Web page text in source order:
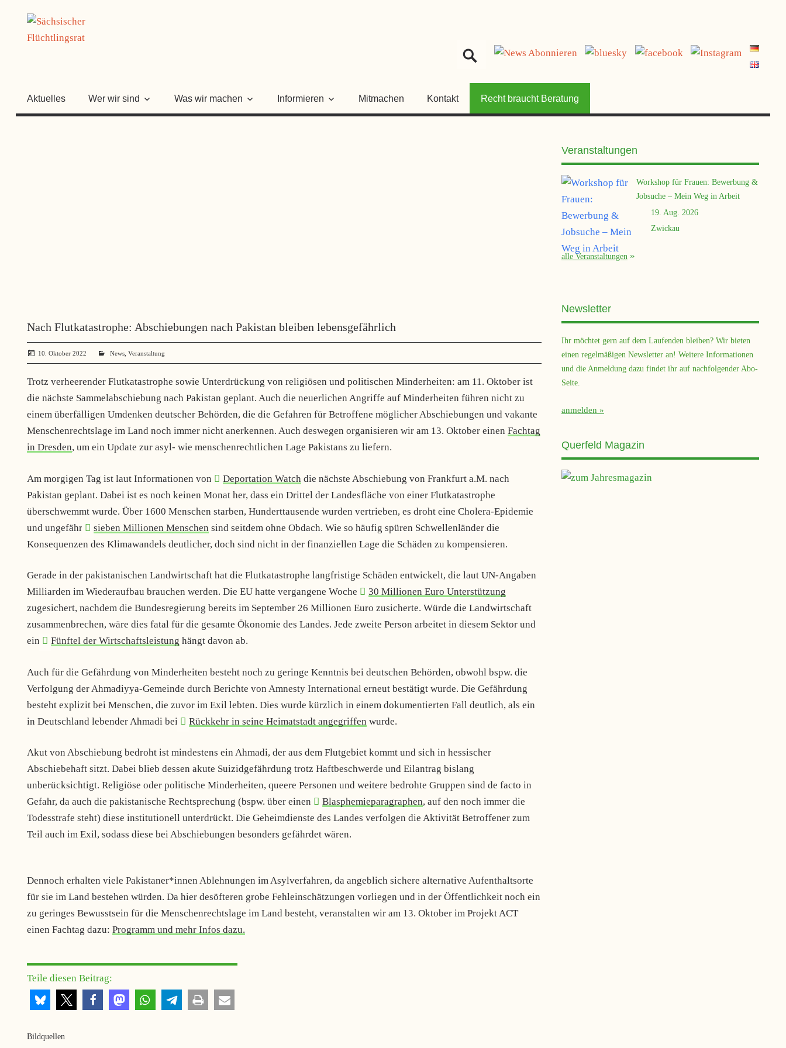
springen
Aktuelles Wer wir sind Was wir machen Informieren Mitmachen Kontakt Recht braucht Beratung
Nach Flutkatastrophe: Abschiebungen nach Pakistan bleiben lebensgefährlich
10. Oktober 2022 administrator
News ,Veranstaltung
Trotz verheerender Flutkatastrophe sowie Unterdrückung von religiösen und politischen Minderheiten: am 11. Oktober ist
die nächste Sammelabschiebung nach Pakistan geplant. Auch die neuerlichen Angriffe auf Minderheiten führen nicht zu
einem überfälligen Umdenken deutscher Behörden, die die Gefahren für Betroffene möglicher Abschiebungen und vakante
Menschenrechtslage im Land noch immer nicht anerkennen. Auch deswegen organisieren wir am 13. Oktober einen Fachtag
in Dresden, um ein Update zur asyl- wie menschenrechtlichen Lage Pakistans zu liefern.
Am morgigen Tag ist laut Informationen von Deportation Watch die nächste Abschiebung von Frankfurt a.M. nach
Pakistan geplant. Dabei ist es noch keinen Monat her, dass ein Drittel der Landesfläche von einer Flutkatastrophe
überschwemmt wurde. Über 1600 Menschen starben, Hunderttausende wurden vertrieben, es droht eine Cholera-Epidemie
und ungefähr
sieben Millionen Menschen sind seitdem ohne Obdach. Wie so häufig spüren Schwellenländer die
Konsequenzen des Klimawandels deutlicher, doch sind nicht in der finanziellen Lage die Schäden zu kompensieren.
Gerade in der pakistanischen Landwirtschaft hat die Flutkatastrophe langfristige Schäden entwickelt, die laut UN-Angaben
Milliarden im Wiederaufbau brauchen werden. Die EU hatte vergangene Woche
30 Millionen Euro Unterstützung
zugesichert, nachdem die Bundesregierung bereits im September 26 Millionen Euro zusicherte. Würde die Landwirtschaft
zusammenbrechen, wäre dies fatal für die gesamte Ökonomie des Landes. Jede zweite Person arbeitet in diesem Sektor und
ein
Fünftel der Wirtschaftsleistung hängt davon ab.
Auch für die Gefährdung von Minderheiten besteht noch zu geringe Kenntnis bei deutschen Behörden, obwohl bspw. die
Verfolgung der Ahmadiyya-Gemeinde durch Berichte von Amnesty International erneut bestätigt wurde. Die Gefährdung
besteht explizit bei Menschen, die zuvor im Exil lebten. Dies wurde kürzlich in einem dokumentierten Fall deutlich, als ein
in Deutschland lebender Ahmadi bei
Rückkehr in seine Heimatstadt angegriffen wurde.
Akut von Abschiebung bedroht ist mindestens ein Ahmadi, der aus dem Flutgebiet kommt und sich in hessischer
Abschiebehaft sitzt. Dabei blieb dessen akute Suizidgefährdung trotz Haftbeschwerde und Eilantrag bislang
unberücksichtigt. Religiöse oder politische Minderheiten, queere Personen und weitere bedrohte Gruppen sind de facto in
Gefahr, da auch die pakistanische Rechtsprechung (bspw. über einen
Blasphemieparagraphen, auf den noch immer die
Todesstrafe steht) diese institutionell unterdrückt. Die Geheimdienste des Landes verfolgen die Aktivität Betroffener zum
Teil auch im Exil, sodass diese bei Abschiebungen besonders gefährdet wären.
Dennoch erhalten viele Pakistaner*innen Ablehnungen im Asylverfahren, da angeblich sichere alternative Aufenthaltsorte
für sie im Land bestehen würden. Da hier desöfteren grobe Fehleinschätzungen vorliegen und in der Öffentlichkeit noch ein
zu geringes Bewusstsein für die Menschenrechtslage im Land besteht, veranstalten wir am 13. Oktober im Projekt ACT
einen Fachtag dazu: Programm und mehr Infos dazu.
Teile diesen Beitrag:
Bildquellen
Veranstaltungen
Workshop für Frauen: Bewerbung &
Jobsuche – Mein Weg in Arbeit
19. Aug. 2026
Zwickau
alle Veranstaltungen
Newsletter
Ihr möchtet gern auf dem Laufenden bleiben? Wir bieten
einen regelmäßigen Newsletter an! Weitere Informationen
und die Anmeldung dazu findet ihr auf nachfolgender Abo-
Seite.
anmelden
Querfeld Magazin